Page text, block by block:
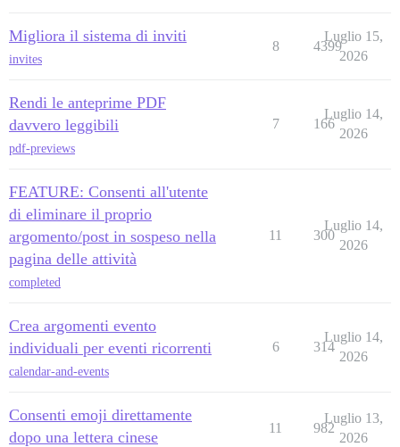
Migliora il sistema di inviti
invites
8 4399
Luglio 15,
2026
Rendi le anteprime PDF
davvero leggibili
pdf-previews
7 166
Luglio 14,
2026
FEATURE: Consenti all'utente
di eliminare il proprio
argomento/post in sospeso nella
pagina delle attività
completed
11 300
Luglio 14,
2026
Crea argomenti evento
individuali per eventi ricorrenti
calendar-and-events
6 314
Luglio 14,
2026
Consenti emoji direttamente
dopo una lettera cinese
11 982
Luglio 13,
2026